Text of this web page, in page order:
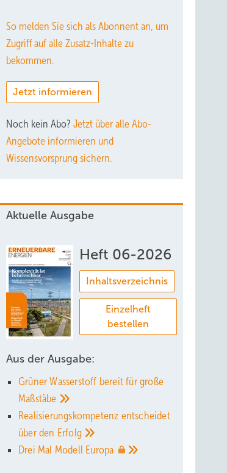
So melden Sie sich als Abonnent an, um
Zugriff auf alle Zusatz-Inhalte zu
bekommen.
Jetzt informieren
Noch kein Abo? Jetzt über alle Abo-
Angebote informieren und
Wissensvorsprung sichern.
Aktuelle Ausgabe
Heft 06-2026
Inhaltsverzeichnis
Einzelheft
bestellen
Aus der Ausgabe:
Grüner Wasserstoff bereit für große
Maßstäbe
Realisierungskompetenz entscheidet
über den Erfolg
Drei Mal Modell Europa